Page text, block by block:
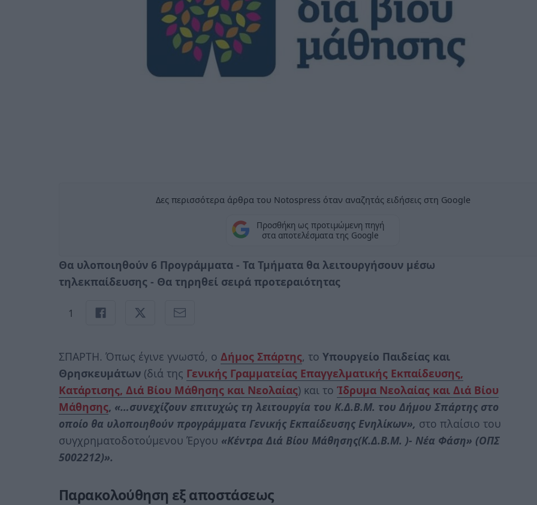
Δες περισσότερα άρθρα του Notospress όταν αναζητάς ειδήσεις στη Google
Προσθήκη ως προτιμώμενη πηγή
στα αποτελέσματα της Google
Θα υλοποιηθούν 6 Προγράμματα - Τα Τμήματα θα λειτουργήσουν μέσω
τηλεκπαίδευσης - Θα τηρηθεί σειρά προτεραιότητας
1
ΣΠΑΡΤΗ. Όπως έγινε γνωστό, ο Δήμος Σπάρτης, το Υπουργείο Παιδείας και
Θρησκευμάτων (διά της Γενικής Γραμματείας Επαγγελματικής Εκπαίδευσης,
Κατάρτισης, Διά Βίου Μάθησης και Νεολαίας) και το Ίδρυμα Νεολαίας και Διά Βίου
Μάθησης, «…συνεχίζουν επιτυχώς τη λειτουργία του Κ.Δ.Β.Μ. του Δήμου Σπάρτης στο
οποίο θα υλοποιηθούν προγράμματα Γενικής Εκπαίδευσης Ενηλίκων», στο πλαίσιο του
συγχρηματοδοτούμενου Έργου «Κέντρα Διά Βίου Μάθησης(Κ.Δ.Β.Μ. )- Νέα Φάση» (ΟΠΣ
5002212)».
Παρακολούθηση εξ αποστάσεως